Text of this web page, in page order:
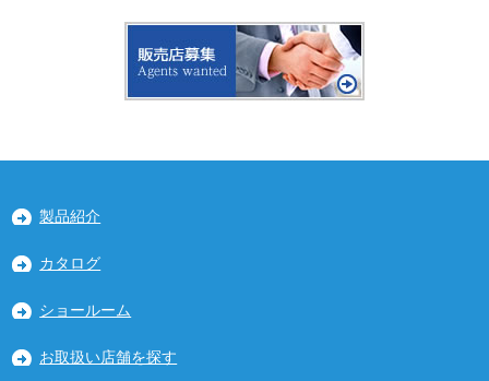
製品紹介
カタログ
ショールーム
お取扱い店舗を探す